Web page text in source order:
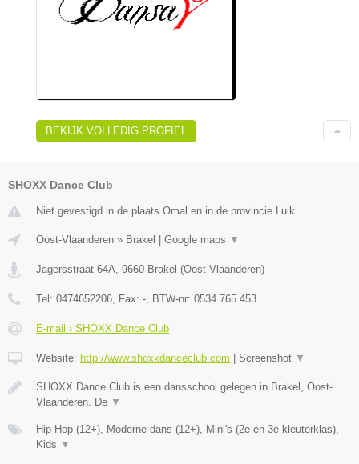
BEKIJK VOLLEDIG PROFIEL
SHOXX Dance Club
Niet gevestigd in de plaats Omal en in de provincie Luik.
Oost-Vlaanderen » Brakel | Google maps ▼
Jagersstraat 64A 9660 Brakel (Oost-Vlaanderen)
Tel: 0474652206 , Fax: - , BTW-nr: 0534.765.453.
E-mail › SHOXX Dance Club
Website: http://www.shoxxdanceclub.com | Screenshot ▼
SHOXX Dance Club is een dansschool gelegen in Brakel, Oost-
Vlaanderen. De ▼
Hip-Hop (12+), Moderne dans (12+), Mini's (2e en 3e kleuterklas),
Kids ▼